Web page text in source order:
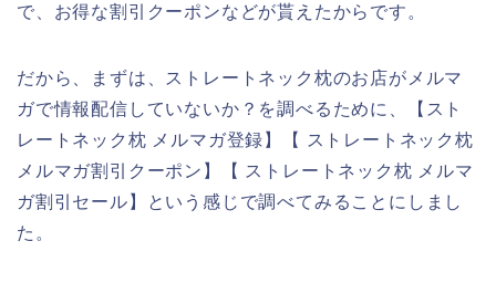
で、お得な割引クーポンなどが貰えたからです。
だから、まずは、ストレートネック枕のお店がメルマ
ガで情報配信していないか？を調べるために、【スト
レートネック枕 メルマガ登録】【 ストレートネック枕
メルマガ割引クーポン】【 ストレートネック枕 メルマ
ガ割引セール】という感じで調べてみることにしまし
た。